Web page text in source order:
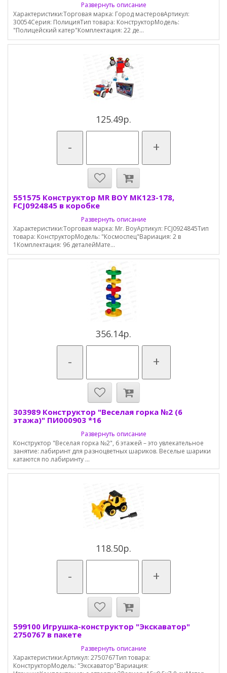
Развернуть описание
Характеристики:Торговая марка: Город мастеровАртикул:
30054Серия: ПолицияТип товара: КонструкторМодель:
"Полицейский катер"Комплектация: 22 де...
125.49р.
- +
551575 Конструктор MR BOY МК123-178,
FCJ0924845 в коробке
Развернуть описание
Характеристики:Торговая марка: Mr. BoyАртикул: FCJ0924845Тип
товара: КонструкторМодель: "Космоспец"Вариация: 2 в
1Комплектация: 96 деталейМате...
356.14р.
- +
303989 Конструктор "Веселая горка №2 (6
этажа)" ПИ000903 *16
Развернуть описание
Конструктор "Веселая горка №2", 6 этажей – это увлекательное
занятие: лабиринт для разноцветных шариков. Веселые шарики
катаются по лабиринту ...
118.50р.
- +
599100 Игрушка-конструктор "Экскаватор"
2750767 в пакете
Развернуть описание
Характеристики:Артикул: 2750767Тип товара:
КонструкторМодель: "Экскаватор"Вариация: